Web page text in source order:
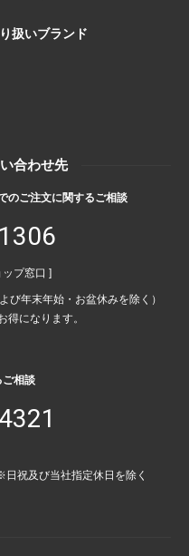
扱いブランド
合わせ先
のご注文に関するご相談
プ窓口 ]
び年末年始・お盆休みを除く）
になります。
ご相談
祝及び当社指定休日を除く